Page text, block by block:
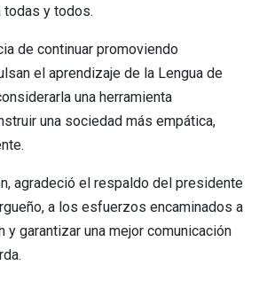
todas y todos.
de continuar promoviendo
el aprendizaje de la Lengua de
una herramienta
una sociedad más empática,
agradeció el respaldo del presidente
a los esfuerzos encaminados a
y garantizar una mejor comunicación